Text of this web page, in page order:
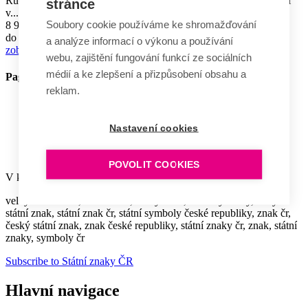
v...
8 990 Kč
do 5 týdnů
zobrazit
Pagination
Poslední stránka Poslední »
V kategorii Státní znaky ČR nejčastěji hledáte:
velký státní znak, státní znak, český znak, státní symboly, malý
státní znak, státní znak čr, státní symboly české republiky, znak čr,
český státní znak, znak české republiky, státní znaky čr, znak, státní
znaky, symboly čr
Subscribe to Státní znaky ČR
Hlavní navigace
stránce
Soubory cookie používáme ke shromažďování
a analýze informací o výkonu a používání
webu, zajištění fungování funkcí ze sociálních
médií a ke zlepšení a přizpůsobení obsahu a
reklam.
Nastavení cookies
POVOLIT COOKIES